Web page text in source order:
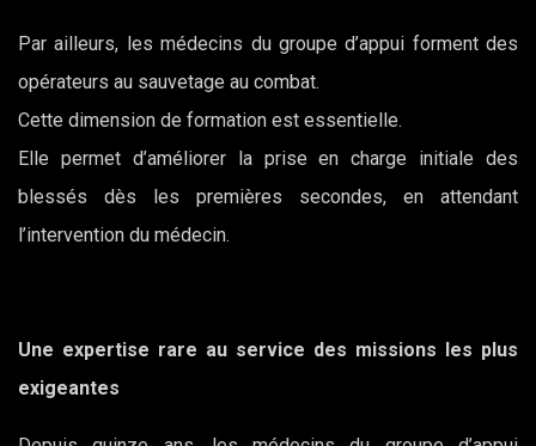
Par ailleurs, les médecins du groupe d’appui forment des
opérateurs au sauvetage au combat.
Cette dimension de formation est essentielle.
Elle permet d’améliorer la prise en charge initiale des
blessés dès les premières secondes, en attendant
l’intervention du médecin.
Une expertise rare au service des missions les plus
exigeantes